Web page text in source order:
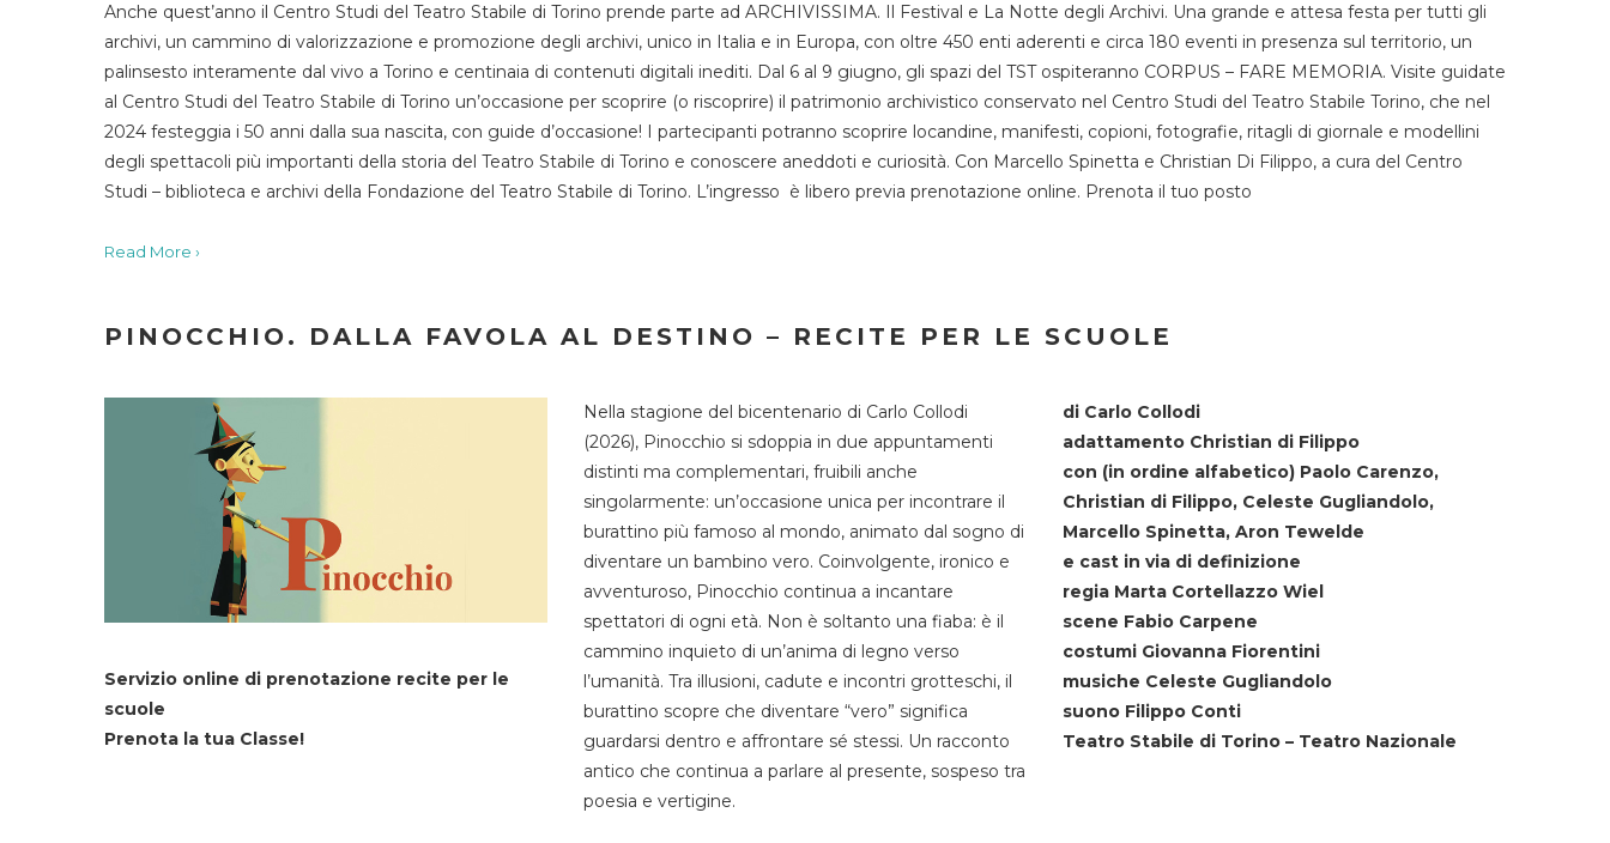
Anche quest’anno il Centro Studi del Teatro Stabile di Torino prende parte ad ARCHIVISSIMA. Il Festival e La Notte degli Archivi. Una grande e attesa festa per tutti gli
archivi, un cammino di valorizzazione e promozione degli archivi, unico in Italia e in Europa, con oltre 450 enti aderenti e circa 180 eventi in presenza sul territorio, un
palinsesto interamente dal vivo a Torino e centinaia di contenuti digitali inediti. Dal 6 al 9 giugno, gli spazi del TST ospiteranno CORPUS – FARE MEMORIA. Visite guidate
al Centro Studi del Teatro Stabile di Torino un’occasione per scoprire (o riscoprire) il patrimonio archivistico conservato nel Centro Studi del Teatro Stabile Torino, che nel
2024 festeggia i 50 anni dalla sua nascita, con guide d’occasione! I partecipanti potranno scoprire locandine, manifesti, copioni, fotografie, ritagli di giornale e modellini
degli spettacoli più importanti della storia del Teatro Stabile di Torino e conoscere aneddoti e curiosità. Con Marcello Spinetta e Christian Di Filippo, a cura del Centro
Studi – biblioteca e archivi della Fondazione del Teatro Stabile di Torino. L’ingresso è libero previa prenotazione online. Prenota il tuo posto
Read More ›
PINOCCHIO. DALLA FAVOLA AL DESTINO – RECITE PER LE SCUOLE
Servizio online di prenotazione recite per le
scuole
Prenota la tua Classe!
Nella stagione del bicentenario di Carlo Collodi
(2026), Pinocchio si sdoppia in due appuntamenti
distinti ma complementari, fruibili anche
singolarmente: un’occasione unica per incontrare il
burattino più famoso al mondo, animato dal sogno di
diventare un bambino vero. Coinvolgente, ironico e
avventuroso, Pinocchio continua a incantare
spettatori di ogni età. Non è soltanto una fiaba: è il
cammino inquieto di un’anima di legno verso
l’umanità. Tra illusioni, cadute e incontri grotteschi, il
burattino scopre che diventare “vero” significa
guardarsi dentro e affrontare sé stessi. Un racconto
antico che continua a parlare al presente, sospeso tra
poesia e vertigine.
di Carlo Collodi
adattamento Christian di Filippo
con (in ordine alfabetico) Paolo Carenzo,
Christian di Filippo, Celeste Gugliandolo,
Marcello Spinetta, Aron Tewelde
e cast in via di definizione
regia Marta Cortellazzo Wiel
scene Fabio Carpene
costumi Giovanna Fiorentini
musiche Celeste Gugliandolo
suono Filippo Conti
Teatro Stabile di Torino – Teatro Nazionale